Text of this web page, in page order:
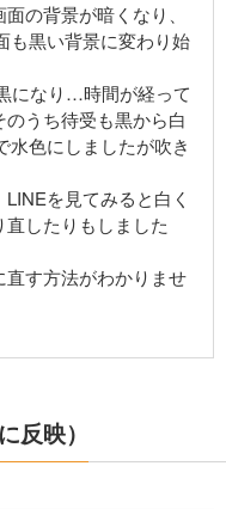
の背景が暗くなり、
も黒い背景に変わり始
になり…時間が経って
うち待受も黒から白
水色にしましたが吹き
を見てみると白く
したりもしました
す方法がわかりませ
反映）